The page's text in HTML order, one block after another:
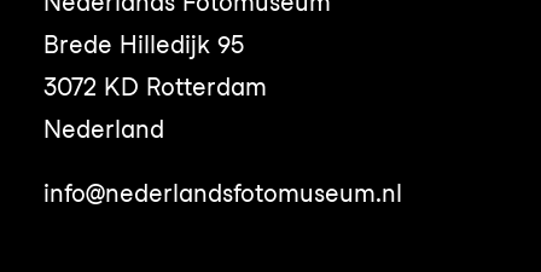
Brede Hilledijk 95
3072 KD Rotterdam
Nederland
info@nederlandsfotomuseum.nl